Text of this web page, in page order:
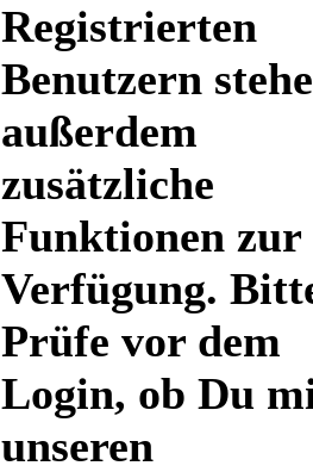
Registrierten
Benutzern
außerdem
zusätzliche
Funktionen zur
Verfügung.
Prüfe vor dem
Login, ob Du
unseren